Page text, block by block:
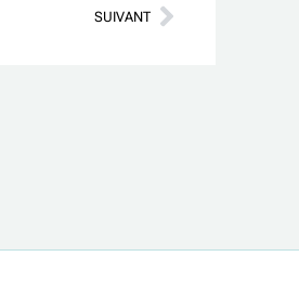
SUIVANT